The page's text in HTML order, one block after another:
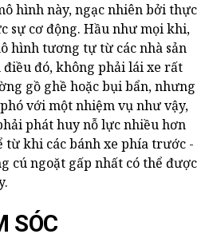
hình này, ngạc nhiên bởi thực
sự cơ động. Hầu như mọi khi,
hình tương tự từ các nhà sản
đó, không phải lái xe rất
gồ ghề hoặc bụi bẩn, nhưng
với một nhiệm vụ như vậy,
phát huy nỗ lực nhiều hơn
từ khi các bánh xe phía trước -
cú ngoặt gấp nhất có thể được
SÓC